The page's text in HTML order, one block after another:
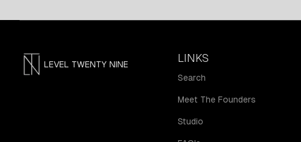
LEVEL TWENTY NINE LINKS
Search
Meet The Founders
Studio